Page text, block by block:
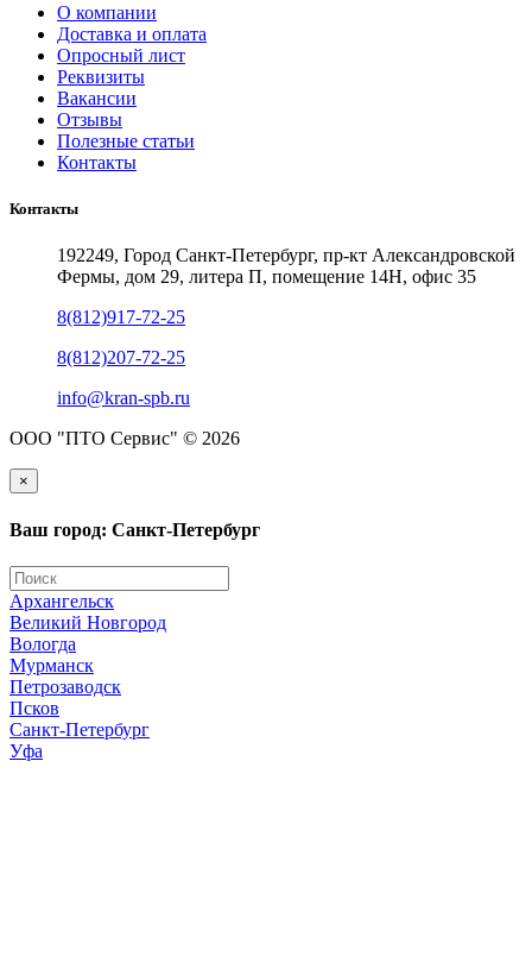
О компании
Доставка и оплата
Опросный лист
Реквизиты
Вакансии
Отзывы
Полезные статьи
Контакты
Контакты
192249, Город Санкт-Петербург, пр-кт Александровской
Фермы, дом 29, литера П, помещение 14Н, офис 35
8(812)917-72-25
8(812)207-72-25
info@kran-spb.ru
ООО "ПТО Сервис" © 2026
×
Ваш город: Санкт-Петербург
Архангельск
Великий Новгород
Вологда
Мурманск
Петрозаводск
Псков
Санкт-Петербург
Уфа